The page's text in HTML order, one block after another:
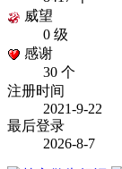
威望
0 级
感谢
30 个
注册时间
2021-9-22
最后登录
2026-8-7